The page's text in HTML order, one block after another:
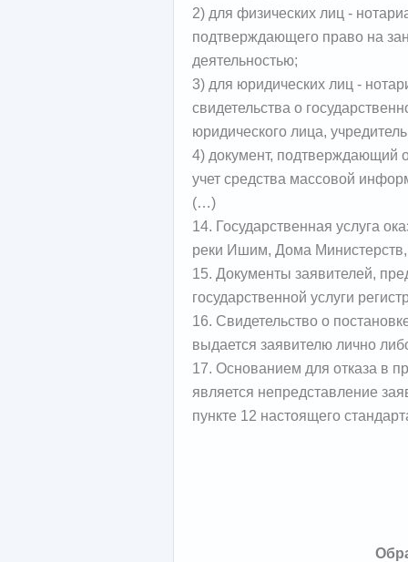
2) для физических лиц -
подтверждающего право на
деятельностью;
3) для юридических лиц -
свидетельства о
юридического лица,
4) документ, подтверждающий
учет средства массовой
(…)
14. Государственная услуга
реки Ишим, Дома Министерств,
15. Документы заявителей,
государственной услуги
16. Свидетельство о
выдается заявителю лично
17. Основанием для отказа в
является непредставление
пункте 12 настоящего